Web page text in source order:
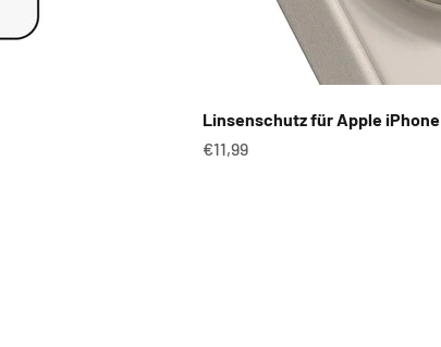
Linsenschutz für Apple iPhone
Angebot
€11,99